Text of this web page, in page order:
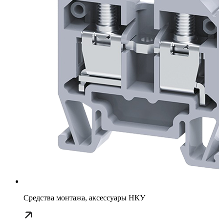
Средства монтажа, аксессуары НКУ